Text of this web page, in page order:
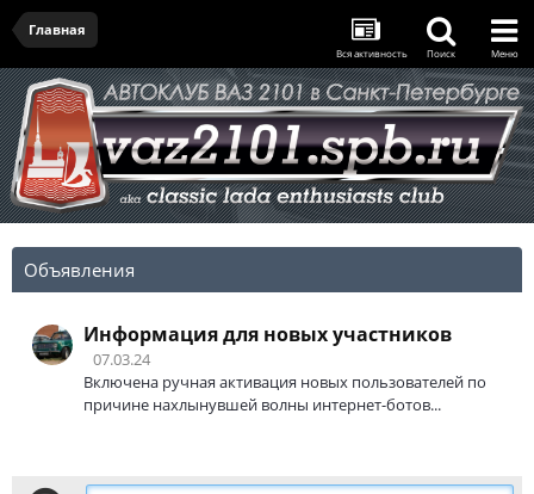
Главная
Вся активность Поиск Меню
Объявления
Информация для новых участников
07.03.24
Включена ручная активация новых пользователей по
причине нахлынувшей волны интернет-ботов...